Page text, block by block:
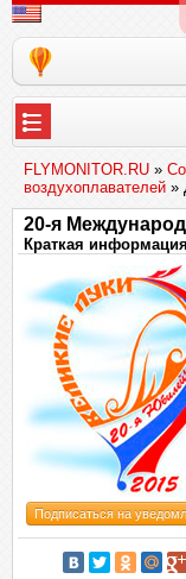
FLYMONITOR.RU »
воздухоплавателей »
20-я
Краткая информация
Подписаться на